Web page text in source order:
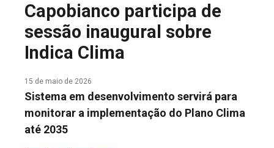
FALE CONOSCO
Capobianco participa de
sessão inaugural sobre
Indica Clima
15 de maio de 2026
Sistema em desenvolvimento servirá para
monitorar a implementação do Plano Clima
até 2035